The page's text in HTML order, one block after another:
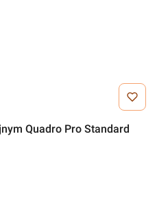
Quadro Pro Standard